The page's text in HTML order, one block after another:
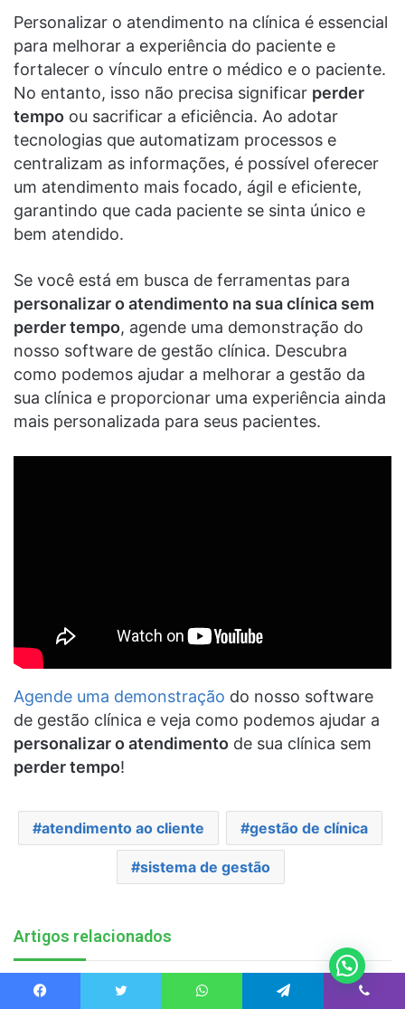
Personalizar o atendimento na clínica é essencial
para melhorar a experiência do paciente e
fortalecer o vínculo entre o médico e o paciente.
No entanto, isso não precisa significar perder
tempo ou sacrificar a eficiência. Ao adotar
tecnologias que automatizam processos e
centralizam as informações, é possível oferecer
um atendimento mais focado, ágil e eficiente,
garantindo que cada paciente se sinta único e
bem atendido.
Se você está em busca de ferramentas para
personalizar o atendimento na sua clínica sem
perder tempo, agende uma demonstração do
nosso software de gestão clínica. Descubra
como podemos ajudar a melhorar a gestão da
sua clínica e proporcionar uma experiência ainda
mais personalizada para seus pacientes.
Agende uma demonstração do nosso software
de gestão clínica e veja como podemos ajudar a
personalizar o atendimento de sua clínica sem
perder tempo!
atendimento ao cliente gestão de clínica
sistema de gestão
Artigos relacionados